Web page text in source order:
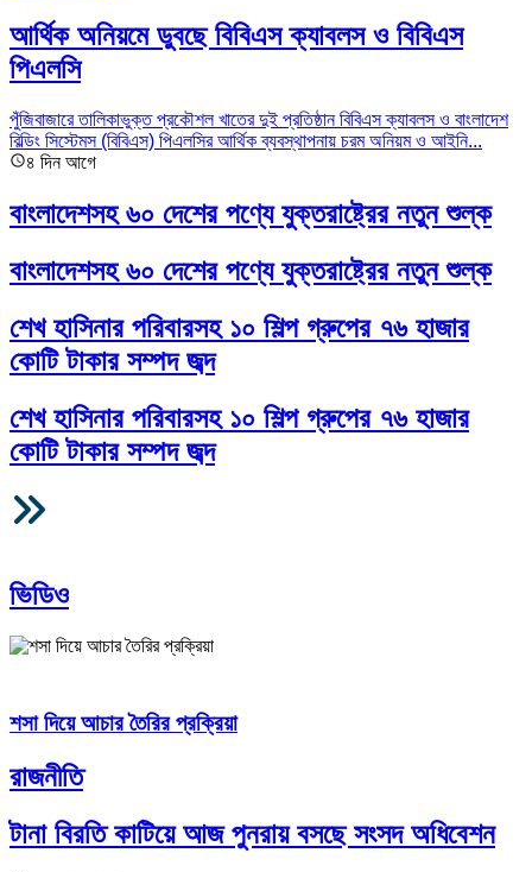
আর্থিক অনিয়মে ডুবছে বিবিএস ক্যাবলস ও বিবিএস
পিএলসি
পুঁজিবাজারে তালিকাভুক্ত প্রকৌশল খাতের দুই প্রতিষ্ঠান বিবিএস ক্যাবলস ও বাংলাদেশ
বিল্ডিং সিস্টেমস (বিবিএস) পিএলসির আর্থিক ব্যবস্থাপনায় চরম অনিয়ম ও আইনি...
৪ দিন আগে
বাংলাদেশসহ ৬০ দেশের পণ্যে যুক্তরাষ্ট্রের নতুন শুল্ক
বাংলাদেশসহ ৬০ দেশের পণ্যে যুক্তরাষ্ট্রের নতুন শুল্ক
শেখ হাসিনার পরিবারসহ ১০ শিল্প গ্রুপের ৭৬ হাজার
কোটি টাকার সম্পদ জব্দ
শেখ হাসিনার পরিবারসহ ১০ শিল্প গ্রুপের ৭৬ হাজার
কোটি টাকার সম্পদ জব্দ
ভিডিও
শসা দিয়ে আচার তৈরির প্রক্রিয়া
রাজনীতি
টানা বিরতি কাটিয়ে আজ পুনরায় বসছে সংসদ অধিবেশন